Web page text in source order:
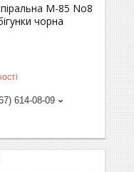
М-85 No8
чорна
614-08-09